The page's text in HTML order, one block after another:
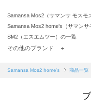
Samansa Mos2（サマンサ モスモ
Samansa Mos2 home's（サマン
SM2（エスエムツー）の一覧
TSUHARU by Samansa Mos2（ツ
Samansa Mos2 blue（サマンサモ
その他のブランド ＋
Samansa Mos2 home's 商品一覧